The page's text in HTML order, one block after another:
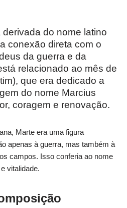
do nome latino
conexão direta com o
da guerra e da
relacionado ao mês de
que era dedicado a
do nome Marcius
coragem e renovação.
Marte era uma figura
apenas à guerra, mas também à
campos. Isso conferia ao nome
vitalidade.